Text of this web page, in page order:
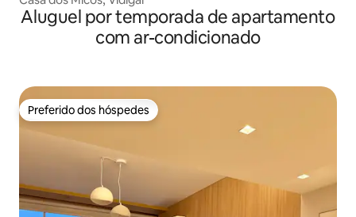
Aluguel por temporada de apartamento
com ar-condicionado
Preferido dos hóspedes
Preferido dos hóspedes